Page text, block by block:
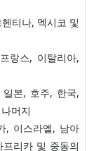
티나, 멕시코 및
랑스, 이탈리아,
본, 호주, 한국,
머지
, 이스라엘, 남아
리카 및 중동의